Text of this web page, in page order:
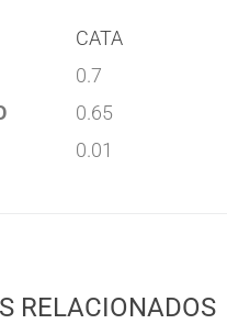
CATA
0.7
0.65
0.01
RELACIONADOS